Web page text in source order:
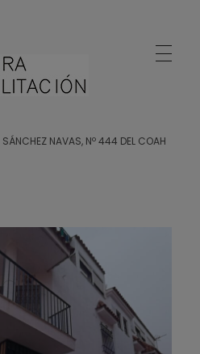
NAVAS, Nº 444 DEL COAH